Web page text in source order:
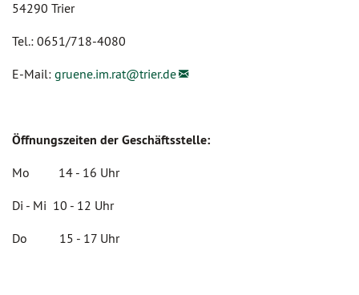
54290 Trier
Tel.: 0651/718-4080
E-Mail: gruene.im.rat@trier.de
Öffnungszeiten der Geschäftsstelle:
Mo 14 - 16 Uhr
Di - Mi 10 - 12 Uhr
Do 15 - 17 Uhr